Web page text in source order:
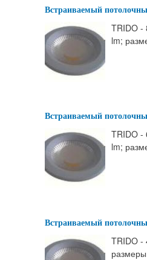
Встраиваемый
TRIDO -
lm;
Встраиваемый
TRIDO -
lm;
Встраиваемый
TRIDO -